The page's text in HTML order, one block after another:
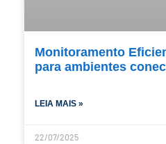
Monitoramento
para ambientes
LEIA MAIS »
22/07/2025